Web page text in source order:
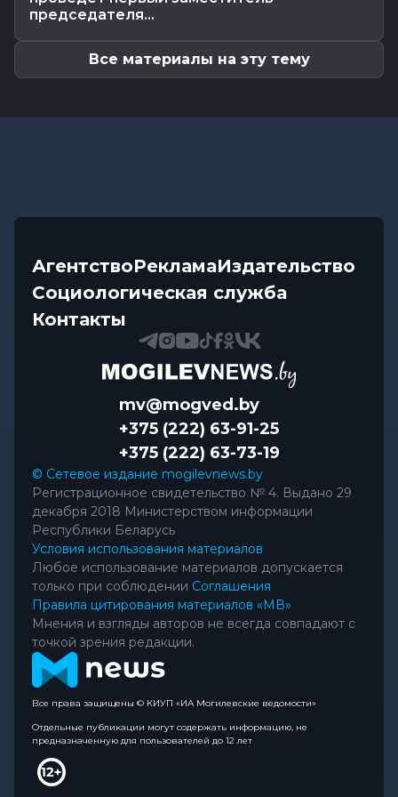
Без сильной жары, но с дождями ожидается в
начале следующей недели в...
председателя...
Все материалы на эту тему
АгентствоРекламаИздательство
Социологическая служба
Контакты
mv@mogved.by
+375 (222) 63-91-25
+375 (222) 63-73-19
© Сетевое издание mogilevnews.by
Регистрационное свидетельство № 4. Выдано 29
декабря 2018 Министерством информации
Республики Беларусь
Условия использования материалов
Любое использование материалов допускается
только при соблюдении Соглашения
Правила цитирования материалов «МВ»
Мнения и взгляды авторов не всегда совпадают с
точкой зрения редакции.
Все права защищены © КИУП «ИА Могилевские ведомости»
Отдельные публикации могут содержать информацию, не
предназначенную для пользователей до 12 лет